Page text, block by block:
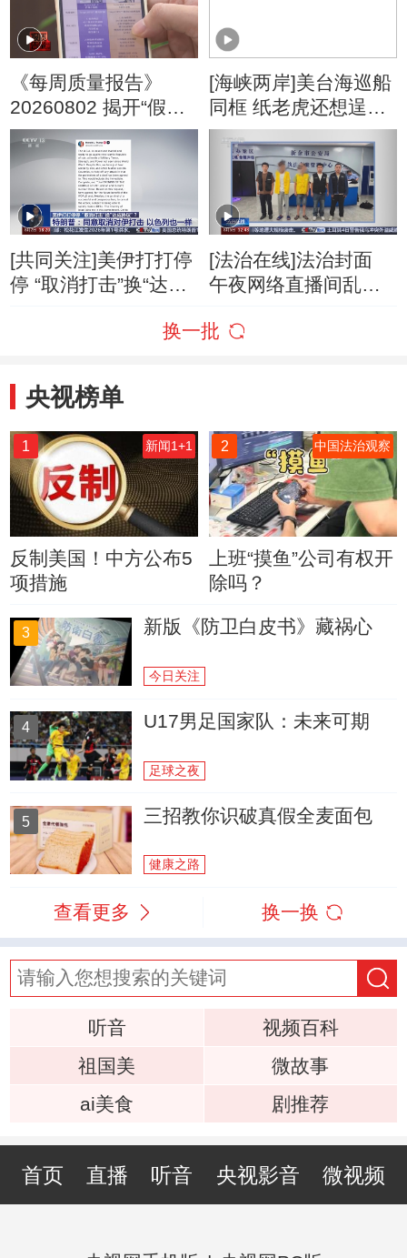
《每周质量报告》
20260802 揭开“假洋
牌”的真面目
[海峡两岸]美台海巡船
同框 纸老虎还想逞
威？
[共同关注]美伊打打停
停 “取消打击”换“达成
取消对伊打击 以色列
[法治在线]法治封面
午夜网络直播间乱象
换一批
央视榜单
1 新闻1+1
反制美国！中方公布5
项措施
2 中国法治观察
上班“摸鱼”公司有权开
除吗？
3 新版《防卫白皮书》藏祸心
今日关注
4 U17男足国家队：未来可期
足球之夜
5 三招教你识破真假全麦面包
健康之路
查看更多 换一换
听音
视频百科
祖国美
微故事
ai美食
剧推荐
首页 直播 听音 央视影音 微视频